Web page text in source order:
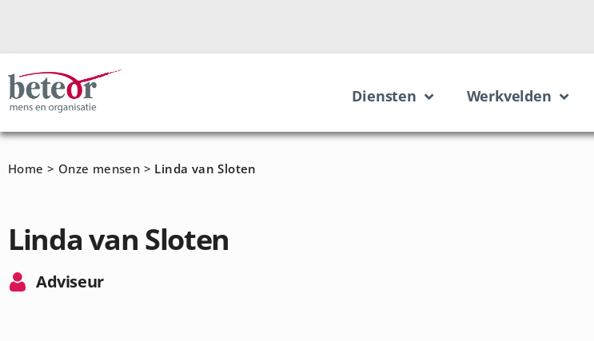
Diensten Werkvelden
Home > Onze mensen > Linda van Sloten
Linda van Sloten
Adviseur